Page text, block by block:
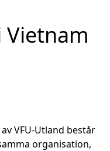
Vietnam
VFU-Utland består
organisation,